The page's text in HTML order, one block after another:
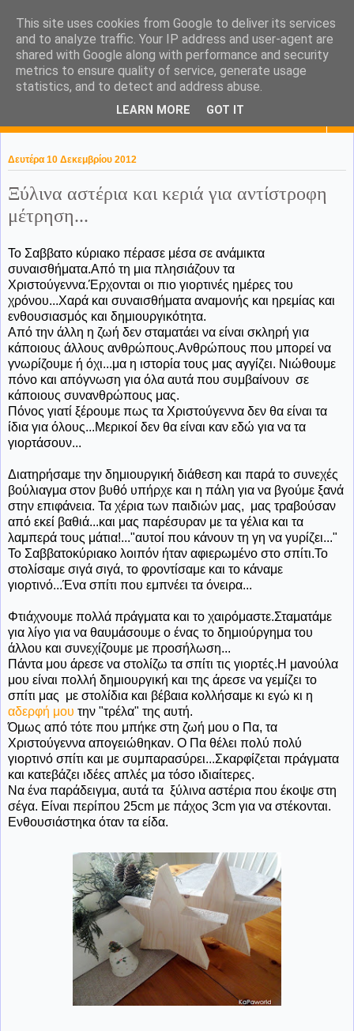
KaPa. Me without you...tea
without a biscuit!
Δευτέρα 10 Δεκεμβρίου 2012
Ξύλινα αστέρια και κεριά για αντίστροφη
μέτρηση...
Το Σαββατο κύριακο πέρασε μέσα σε ανάμικτα
συναισθήματα.Από τη μια πλησιάζουν τα
Χριστούγεννα.Έρχονται οι πιο γιορτινές ημέρες του
χρόνου...Χαρά και συναισθήματα αναμονής και ηρεμίας και
ενθουσιασμός και δημιουργικότητα.
Από την άλλη η ζωή δεν σταματάει να είναι σκληρή για
κάποιους άλλους ανθρώπους.Ανθρώπους που μπορεί να
γνωρίζουμε ή όχι...μα η ιστορία τους μας αγγίζει. Νιώθουμε
πόνο και απόγνωση για όλα αυτά που συμβαίνουν σε
κάποιους συνανθρώπους μας.
Πόνος γιατί ξέρουμε πως τα Χριστούγεννα δεν θα είναι τα
ίδια για όλους...Μερικοί δεν θα είναι καν εδώ για να τα
γιορτάσουν...
Διατηρήσαμε την δημιουργική διάθεση και παρά το συνεχές
βούλιαγμα στον βυθό υπήρχε και η πάλη για να βγούμε ξανά
στην επιφάνεια. Τα χέρια των παιδιών μας, μας τραβούσαν
από εκεί βαθιά...και μας παρέσυραν με τα γέλια και τα
λαμπερά τους μάτια!..."αυτοί που κάνουν τη γη να γυρίζει..."
Το Σαββατοκύριακο λοιπόν ήταν αφιερωμένο στο σπίτι.Το
στολίσαμε σιγά σιγά, το φροντίσαμε και το κάναμε
γιορτινό...Ένα σπίτι που εμπνέει τα όνειρα...
Φτιάχνουμε πολλά πράγματα και το χαιρόμαστε.Σταματάμε
για λίγο για να θαυμάσουμε ο ένας το δημιούργημα του
άλλου και συνεχίζουμε με προσήλωση...
Πάντα μου άρεσε να στολίζω τα σπίτι τις γιορτές.Η μανούλα
μου είναι πολλή δημιουργική και της άρεσε να γεμίζει το
σπίτι μας με στολίδια και βέβαια κολλήσαμε κι εγώ κι η
αδερφή μου την "τρέλα" της αυτή.
Όμως από τότε που μπήκε στη ζωή μου ο Πα, τα
Χριστούγεννα απογειώθηκαν. Ο Πα θέλει πολύ πολύ
γιορτινό σπίτι και με συμπαρασύρει...Σκαρφίζεται πράγματα
και κατεβάζει ιδέες απλές μα τόσο ιδιαίτερες.
Να ένα παράδειγμα, αυτά τα ξύλινα αστέρια που έκοψε στη
σέγα. Είναι περίπου 25cm με πάχος 3cm για να στέκονται.
Ενθουσιάστηκα όταν τα είδα.
This site uses cookies from Google to deliver its services
and to analyze traffic. Your IP address and user-agent are
shared with Google along with performance and security
metrics to ensure quality of service, generate usage
statistics, and to detect and address abuse.
LEARN MORE GOT IT